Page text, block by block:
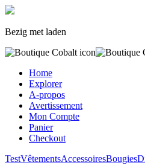
Bezig met laden
Home
Explorer
A-propos
Avertissement
Mon Compte
Panier
Checkout
TestVêtementsAccessoiresBougies